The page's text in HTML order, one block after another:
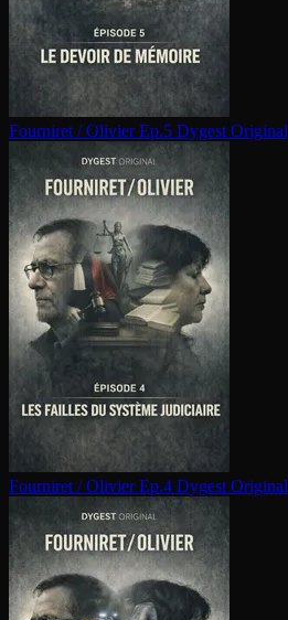
Fourniret / Olivier Ep.5 Dygest Original
Fourniret / Olivier Ep.4 Dygest Original